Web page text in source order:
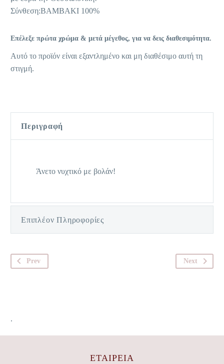
Σύνθεση:ΒΑΜΒΑΚΙ 100%
Επέλεξε πρώτα χρώμα & μετά μέγεθος, για να δεις διαθεσιμότητα.
Αυτό το προϊόν είναι εξαντλημένο και μη διαθέσιμο αυτή τη
στιγμή.
Περιγραφή
Άνετο νυχτικό με βολάν!
Επιπλέον Πληροφορίες
Prev Next
.
ΕΤΑΙΡΕΊΑ